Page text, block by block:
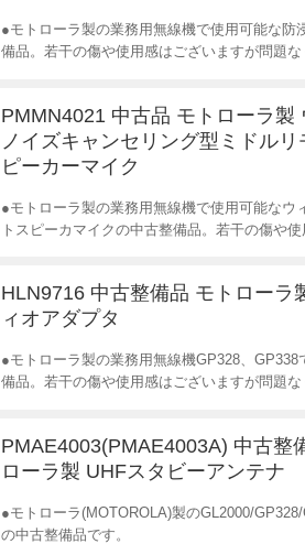
●モトローラ製の業務用無線機で使用可能な
備品。若干の傷や使用感はございますが問題な
PMMN4021 中古品 モトローラ製
ノイズキャンセリング型ミドルリ
ピーカーマイク
●モトローラ製の業務用無線機で使用可能な
トスピーカマイクの中古整備品。若干の傷や
HLN9716 中古整備品 モトローラ
ィオアダプタ
●モトローラ製の業務用無線機GP328、
備品。若干の傷や使用感はございますが問題な
PMAE4003(PMAE4003A) 中古整
ローラ製 UHFスタビーアンテナ
●モトローラ(MOTOROLA)製のGL2000/
の中古整備品です。